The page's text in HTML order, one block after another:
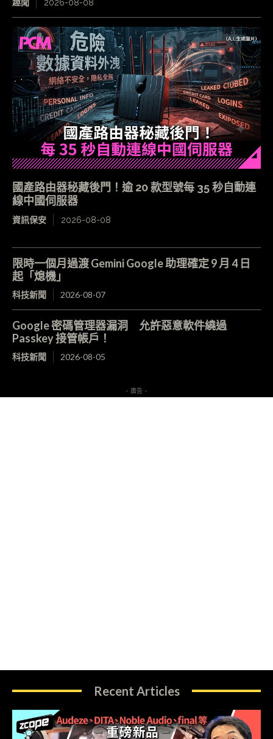
趣聞 2026-08-08
國產路由器秘藏後門！逾 20 款型號每 35 秒自動連
線中國伺服器
資訊保安 2026-08-08
限時一個月過渡 Gemini Google 助理確定 9 月 4 日
起「熄機」
科技新聞 2026-08-07
Google 密碼管理器漏洞 允許惡意軟件繞過
Passkey 接管帳戶！
科技新聞 2026-08-05
- 廣告 -
Recent Articles